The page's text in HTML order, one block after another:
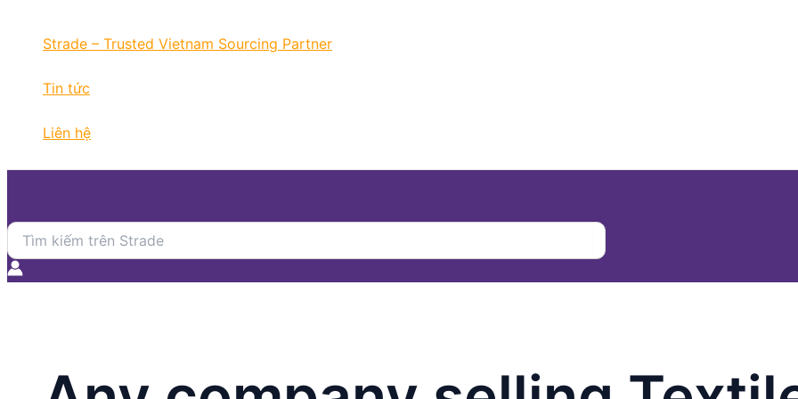
Strade – Trusted Vietnam Sourcing Partner
Tin tức
Liên hệ
Search
for: